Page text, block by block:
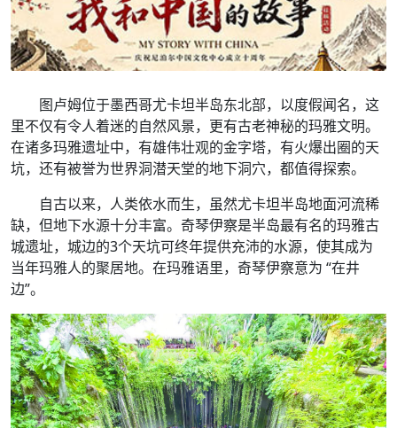
图卢姆位于墨西哥尤卡坦半岛东北部，以度假闻名，这
里不仅有令人着迷的自然风景，更有古老神秘的玛雅文明。
在诸多玛雅遗址中，有雄伟壮观的金字塔，有火爆出圈的天
坑，还有被誉为世界洞潜天堂的地下洞穴，都值得探索。
自古以来，人类依水而生，虽然尤卡坦半岛地面河流稀
缺，但地下水源十分丰富。奇琴伊察是半岛最有名的玛雅古
城遗址，城边的3个天坑可终年提供充沛的水源，使其成为
当年玛雅人的聚居地。在玛雅语里，奇琴伊察意为 “在井
边”。